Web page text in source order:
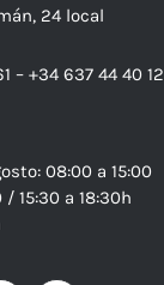
24 local
– +34 637 44 40 12
08:00 a 15:00
/ 15:30 a 18:30h